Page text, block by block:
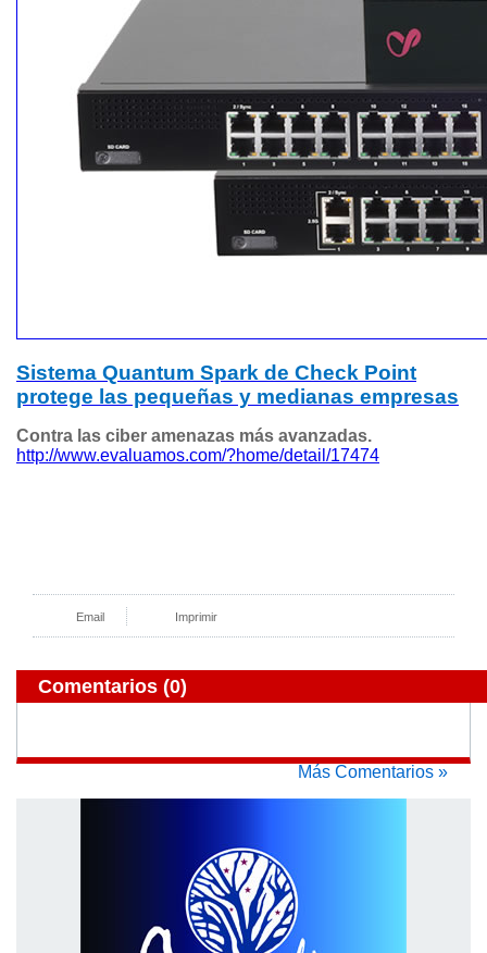
Sistema Quantum Spark de Check Point
protege las pequeñas y medianas empresas
Contra las ciber amenazas más avanzadas.
http://www.evaluamos.com/?home/detail/17474
Email Imprimir
Comentarios (0)
Más Comentarios »